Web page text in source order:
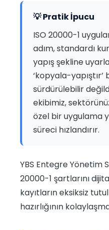
💡 Pratik İpucu
ISO 20000-1
adım, standardı
yapış şekline
‘kopyala-yapıştır’
sürdürülebilir
ekibimiz,
özel bir uygulama
süreci hızlandırır.
YBS Entegre Yönetim
20000-1 şartlarını
kayıtların eksiksiz
hazırlığının